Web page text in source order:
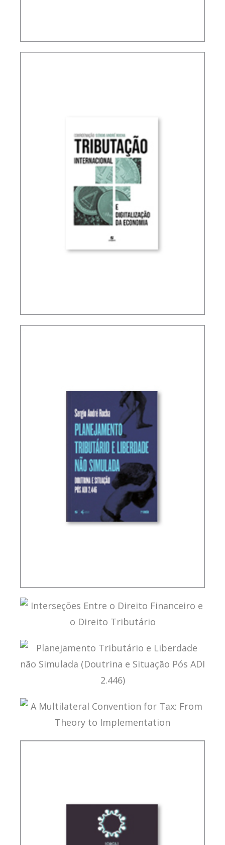
CONTABILIDADE, IFRS E TRIBUTAÇÃO
TRIBUTAÇÃO INTERNACIONAL E DIGITALIZAÇÃO
PLANEJAMENTO TRIBUTÁRIO E LIBERDADE NÃO
SIMULADA
INTERSEÇÕES ENTRE O DIREITO FINANCEIRO E O
DIREITO TRIBUTÁRIO
PLANEJAMENTO TRIBUTÁRIO E LIBERDADE NÃO
SIMULADA (DOUTRINA E SITUAÇÃO PÓS ADI
A MULTILATERAL CONVENTION FOR TAX: FROM